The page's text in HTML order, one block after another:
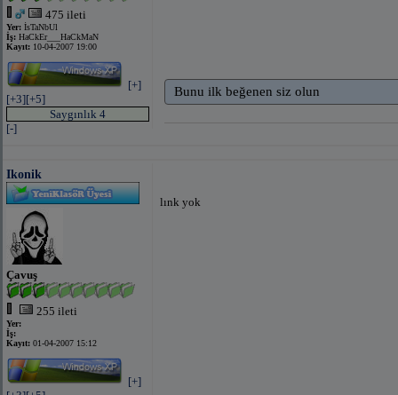
475 ileti
Yer: İsTaNbUl
İş: HaCkEr___HaCkMaN
Kayıt: 10-04-2007 19:00
[+]
[+3][+5]
Saygınlık 4
[-]
Bunu ilk beğenen siz olun
Ikonik
Çavuş
255 ileti
Yer:
İş:
Kayıt: 01-04-2007 15:12
[+]
lınk yok